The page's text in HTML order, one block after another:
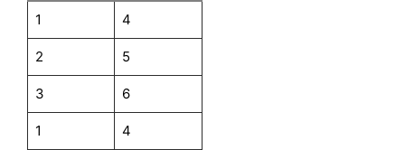
1 4
2 5
3 6
1 4